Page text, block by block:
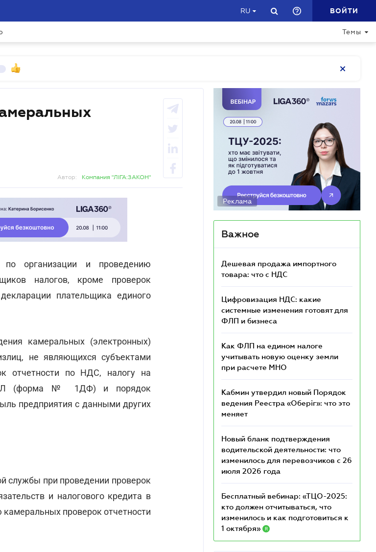
RU ВОЙТИ
Темы
Автор: Компания "ЛІГА:ЗАКОН"
по организации и проведению
налогов, кроме проверок
плательщика единого
камеральных (электронных)
не являющихся субъектами
отчетности по НДС, налогу на
(форма № 1ДФ) и порядок
предприятия с данными других
службы при проведении проверок
и налогового кредита в
проверок отчетности
Реклама
Важное
Дешевая продажа импортного
товара: что c НДС
Цифровизация НДС: какие
системные изменения готовят для
ФЛП и бизнеса
Как ФЛП на едином налоге
учитывать новую оценку земли
при расчете МНО
Кабмин утвердил новый Порядок
ведения Реестра «Оберіг»: что это
меняет
Новый бланк подтверждения
водительской деятельности: что
изменилось для перевозчиков с 26
июля 2026 года
Бесплатный вебинар: «ТЦО-2025:
кто должен отчитываться, что
изменилось и как подготовиться к
1 октября»
R